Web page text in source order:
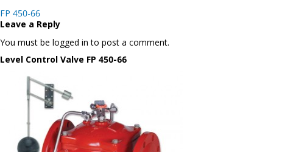
Post
navigation
FP 450-66
Leave a Reply
You must be logged in to post a comment.
Level Control Valve FP 450-66